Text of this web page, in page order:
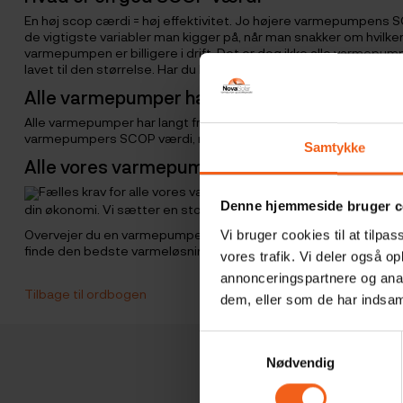
Samtykke
Denne hjemmeside bruger
Vi bruger cookies til at
vores trafik. Vi deler også
annonceringspartnere og
dem, eller som de har
Nødvendig
En høj scop cærdi = høj effektivitet. Jo højere varmepumpens
de vigtigste variabler man kigger på, når man snakker om
varmepumpen er billigere i drift. Det er dog ikke alle
lavet til den størrelse. Har du brug for rådgivning til, at finde
Alle varmepumper har ikke en ens SCOP
Alle varmepumper har langt fra den samem scop værdi.
varmepumpers SCOP værdi, når du har tiltænkt, at erhverve
Alle vores varmepumper har en høj SCOP
Fælles krav for alle vores varmepumper hos NovaSolar er,
din økonomi. Vi sætter en store ære i vores personlige
Overvejer du en varmepumpe fra NovaSolar, så tøv endelig
finde den bedste varmeløsning til dig.
Tilbage til ordbogen